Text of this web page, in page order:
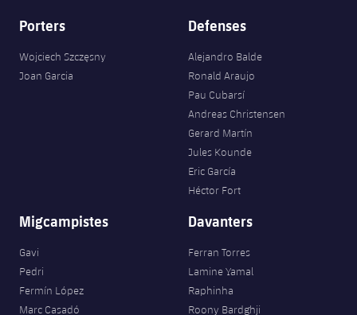
Porters
Wojciech Szczęsny
Joan Garcia
Defenses
Alejandro Balde
Ronald Araujo
Pau Cubarsí
Andreas Christensen
Gerard Martín
Jules Kounde
Eric García
Héctor Fort
Migcampistes
Gavi
Pedri
Fermín López
Marc Casadó
Davanters
Ferran Torres
Lamine Yamal
Raphinha
Roony Bardghji